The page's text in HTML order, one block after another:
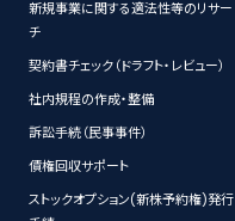
新規事業に関する適法性等のリサー
チ
契約書チェック（ドラフト・レビュー）
社内規程の作成・整備
訴訟手続（民事事件）
債権回収サポート
ストックオプション(新株予約権)発行